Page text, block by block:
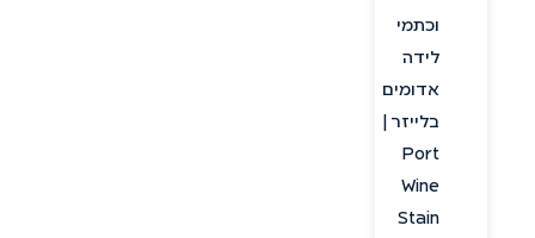
וכתמי
לידה
אדומים
בלייזר |
Port
Wine
Stain